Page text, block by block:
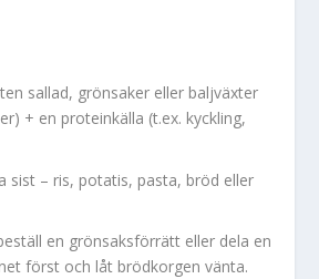
sallad, grönsaker eller baljväxter
+ en proteinkälla (t.ex. kyckling,
sist – ris, potatis, pasta, bröd eller
en grönsaksförrätt eller dela en
först och låt brödkorgen vänta.